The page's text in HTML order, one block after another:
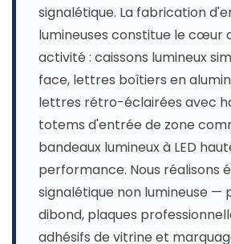
signalétique. La fabrication
lumineuses constitue le cœur
activité : caissons lumineux
face, lettres boîtiers en
lettres rétro-éclairées avec
totems d'entrée de zone
bandeaux lumineux à LED
performance. Nous réalisons
signalétique non lumineuse —
dibond, plaques
adhésifs de vitrine et